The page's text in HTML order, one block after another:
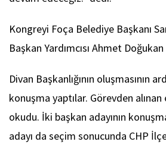
Kongreyi Foça Belediye Başkanı
Başkan Yardımcısı Ahmet
Divan Başkanlığının
konuşma yaptılar. Görevden
okudu. İki başkan adayının
adayı da seçim sonucunda CHP